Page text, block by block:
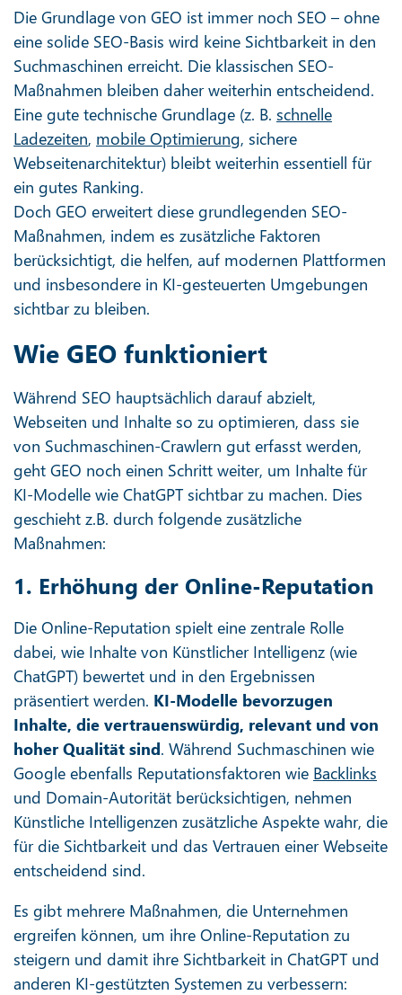
Die Grundlage von GEO ist immer noch SEO – ohne
eine solide SEO-Basis wird keine Sichtbarkeit in den
Suchmaschinen erreicht. Die klassischen SEO-
Maßnahmen bleiben daher weiterhin entscheidend.
Eine gute technische Grundlage (z. B. schnelle
Ladezeiten, mobile Optimierung, sichere
Webseitenarchitektur) bleibt weiterhin essentiell für
ein gutes Ranking.
Doch GEO erweitert diese grundlegenden SEO-
Maßnahmen, indem es zusätzliche Faktoren
berücksichtigt, die helfen, auf modernen Plattformen
und insbesondere in KI-gesteuerten Umgebungen
sichtbar zu bleiben.
Wie GEO funktioniert
Während SEO hauptsächlich darauf abzielt,
Webseiten und Inhalte so zu optimieren, dass sie
von Suchmaschinen-Crawlern gut erfasst werden,
geht GEO noch einen Schritt weiter, um Inhalte für
KI-Modelle wie ChatGPT sichtbar zu machen. Dies
geschieht z.B. durch folgende zusätzliche
Maßnahmen:
1. Erhöhung der Online-Reputation
Die Online-Reputation spielt eine zentrale Rolle
dabei, wie Inhalte von Künstlicher Intelligenz (wie
ChatGPT) bewertet und in den Ergebnissen
präsentiert werden. KI-Modelle bevorzugen
Inhalte, die vertrauenswürdig, relevant und von
hoher Qualität sind. Während Suchmaschinen wie
Google ebenfalls Reputationsfaktoren wie Backlinks
und Domain-Autorität berücksichtigen, nehmen
Künstliche Intelligenzen zusätzliche Aspekte wahr, die
für die Sichtbarkeit und das Vertrauen einer Webseite
entscheidend sind.
Es gibt mehrere Maßnahmen, die Unternehmen
ergreifen können, um ihre Online-Reputation zu
steigern und damit ihre Sichtbarkeit in ChatGPT und
anderen KI-gestützten Systemen zu verbessern: